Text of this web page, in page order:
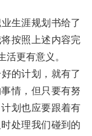
生涯规划书给了
按照上述内容完
活更有意义。
的计划，就有了
情，但只要有努
划也应要跟着有
处理我们碰到的